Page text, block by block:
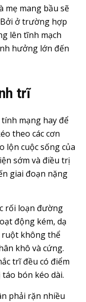
mẹ mang bầu sẽ
Bởi ở trường hợp
lên tĩnh mạch
hưởng lớn đến
trĩ
mạng hay để
theo các cơn
lộn cuộc sống của
sớm và điều trị
giai đoạn nặng
rối loạn đường
động kém, dạ
ruột không thể
khô và cứng.
trĩ đều có điểm
bón kéo dài.
phải rặn nhiều